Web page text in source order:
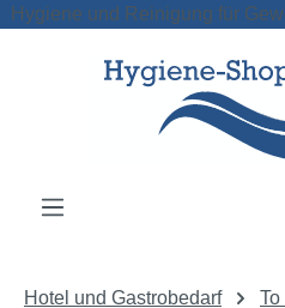
Zum Hauptinhalt springen
Hygiene und Reinigung für
Hotel und Gastrobedarf